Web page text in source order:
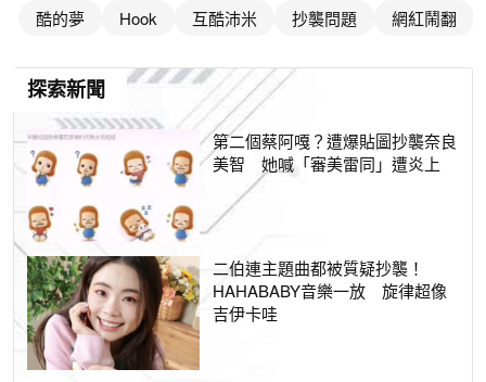
酷的夢 Hook 互酷沛米 抄襲問題 網紅鬧翻
探索新聞
第二個蔡阿嘎？遭爆貼圖抄襲奈良
美智 她喊「審美雷同」遭炎上
二伯連主題曲都被質疑抄襲！
HAHABABY音樂一放 旋律超像
吉伊卡哇